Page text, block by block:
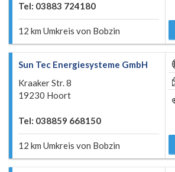
Tel: 03883 724180
12 km Umkreis von Bobzin
Sun Tec Energiesysteme GmbH
Kraaker Str. 8
19230 Hoort
Tel: 038859 668150
12 km Umkreis von Bobzin